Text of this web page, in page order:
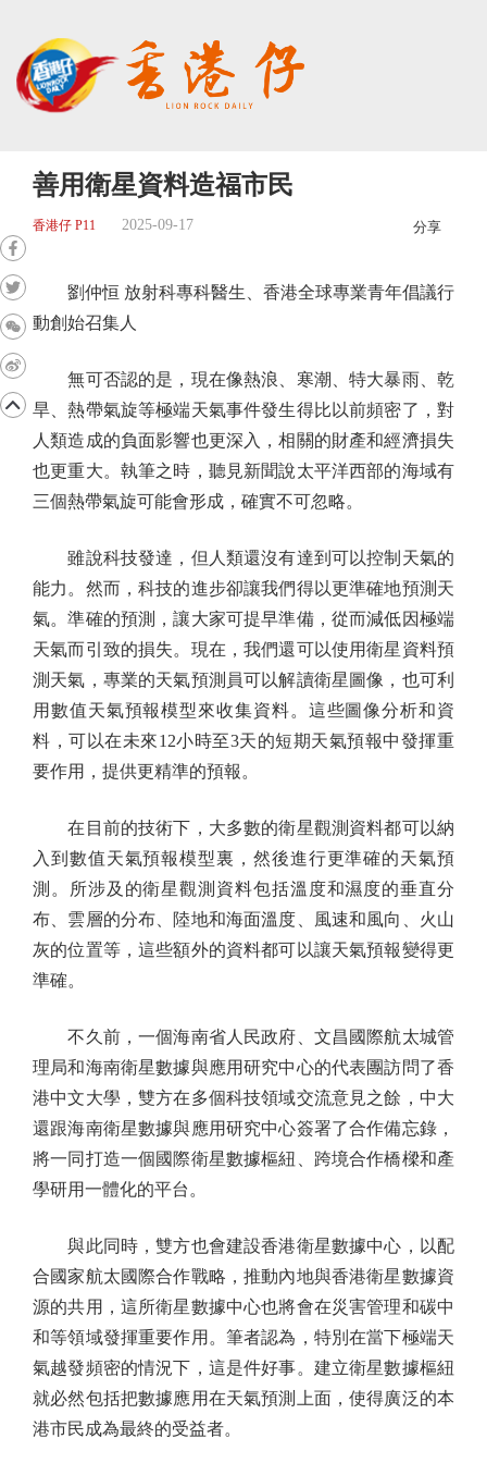
善用衛星資料造福市民
香港仔 P11 2025-09-17 分享
劉仲恒 放射科專科醫生、香港全球專業青年倡議行
動創始召集人
無可否認的是，現在像熱浪、寒潮、特大暴雨、乾
旱、熱帶氣旋等極端天氣事件發生得比以前頻密了，對
人類造成的負面影響也更深入，相關的財產和經濟損失
也更重大。執筆之時，聽見新聞說太平洋西部的海域有
三個熱帶氣旋可能會形成，確實不可忽略。
雖說科技發達，但人類還沒有達到可以控制天氣的
能力。然而，科技的進步卻讓我們得以更準確地預測天
氣。準確的預測，讓大家可提早準備，從而減低因極端
天氣而引致的損失。現在，我們還可以使用衛星資料預
測天氣，專業的天氣預測員可以解讀衛星圖像，也可利
用數值天氣預報模型來收集資料。這些圖像分析和資
料，可以在未來12小時至3天的短期天氣預報中發揮重
要作用，提供更精準的預報。
在目前的技術下，大多數的衛星觀測資料都可以納
入到數值天氣預報模型裏，然後進行更準確的天氣預
測。所涉及的衛星觀測資料包括溫度和濕度的垂直分
布、雲層的分布、陸地和海面溫度、風速和風向、火山
灰的位置等，這些額外的資料都可以讓天氣預報變得更
準確。
不久前，一個海南省人民政府、文昌國際航太城管
理局和海南衛星數據與應用研究中心的代表團訪問了香
港中文大學，雙方在多個科技領域交流意見之餘，中大
還跟海南衛星數據與應用研究中心簽署了合作備忘錄，
將一同打造一個國際衛星數據樞紐、跨境合作橋樑和產
學研用一體化的平台。
與此同時，雙方也會建設香港衛星數據中心，以配
合國家航太國際合作戰略，推動內地與香港衛星數據資
源的共用，這所衛星數據中心也將會在災害管理和碳中
和等領域發揮重要作用。筆者認為，特別在當下極端天
氣越發頻密的情況下，這是件好事。建立衛星數據樞紐
就必然包括把數據應用在天氣預測上面，使得廣泛的本
港市民成為最終的受益者。